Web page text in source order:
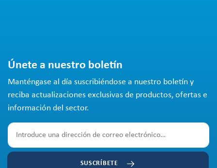
Únete a nuestro boletín
Manténgase al día suscribiéndose a nuestro boletín y
reciba actualizaciones exclusivas de productos, ofertas e
información del sector.
SUSCRÍBETE